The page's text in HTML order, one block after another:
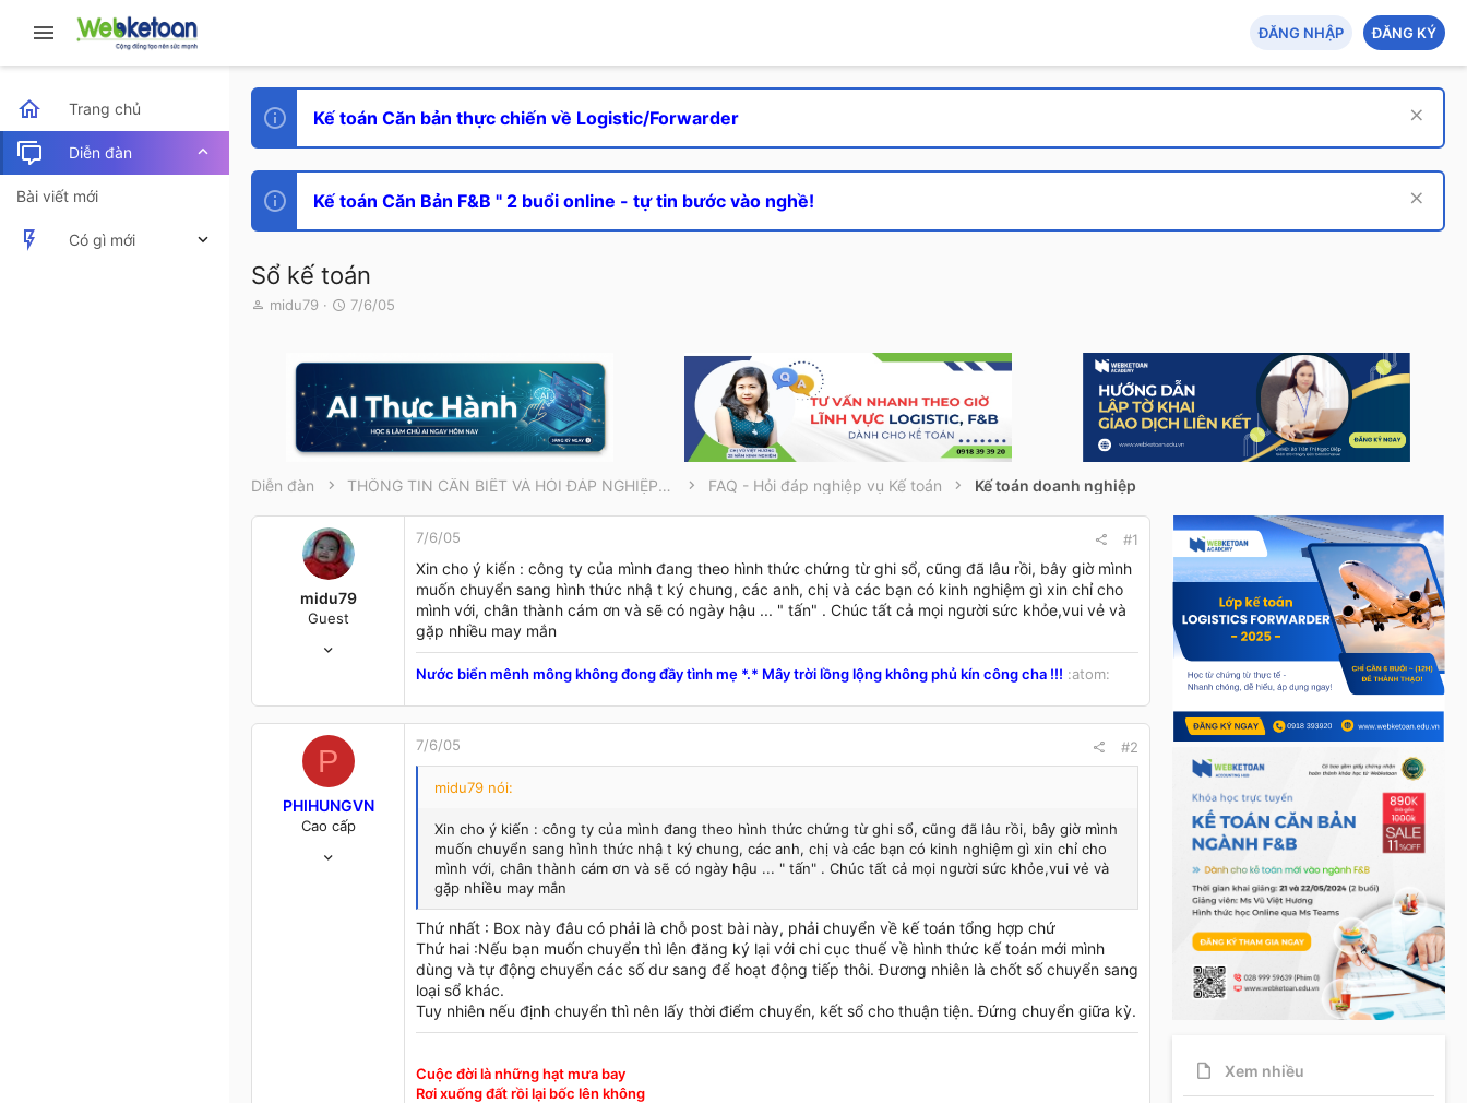
ĐĂNG NHẬP ĐĂNG KÝ
Trang chủ
Diễn đàn
Bài viết mới
Có gì mới
Kế toán Căn bản thực chiến về Logistic/Forwarder
Kế toán Căn Bản F&B " 2 buổi online - tự tin bước vào nghề!
Sổ kế toán
T
r
e
midu79
N
y
g
ử
i
7/6/05
Diễn đàn THÔNG TIN CẦN BIẾT VÀ HỎI ĐÁP NGHIỆP VỤ FAQ - Hỏi đáp nghiệp vụ Kế toán Kế toán doanh nghiệp
midu79
Guest
0
Binh Duong
7/6/05 #1
Xin cho ý kiến : công ty của mình đang theo hình thức chứng từ ghi sổ, cũng đã lâu rồi, bây giờ mình
muốn chuyển sang hình thức nhậ t ký chung, các anh, chị và các bạn có kinh nghiệm gì xin chỉ cho
mình với, chân thành cám ơn và sẽ có ngày hậu ... " tấn" . Chúc tất cả mọi người sức khỏe,vui vẻ và
gặp nhiều may mắn
Nước biển mênh mông không đong đầy tình mẹ *.* Mây trời lồng lộng không phủ kín công cha !!! :atom:
P
PHIHUNGVN
Cao cấp
7/6/05 #2
midu79 nói:
Xin cho ý kiến : công ty của mình đang theo hình thức chứng từ ghi sổ, cũng đã lâu rồi, bây giờ mình
muốn chuyển sang hình thức nhậ t ký chung, các anh, chị và các bạn có kinh nghiệm gì xin chỉ cho
mình với, chân thành cám ơn và sẽ có ngày hậu ... " tấn" . Chúc tất cả mọi người sức khỏe,vui vẻ và
gặp nhiều may mắn
Thứ nhất : Box này đâu có phải là chỗ post bài này, phải chuyển về kế toán tổng hợp chứ
Thứ hai :Nếu bạn muốn chuyển thì lên đăng ký lại với chi cục thuế về hình thức kế toán mới mình
dùng và tự động chuyển các số dư sang để hoạt động tiếp thôi. Đương nhiên là chốt số chuyển sang
loại sổ khác.
Tuy nhiên nếu định chuyển thì nên lấy thời điểm chuyển, kết sổ cho thuận tiện. Đứng chuyển giữa kỳ.
Cuộc đời là những hạt mưa bay
Rơi xuống đất rồi lại bốc lên không
Xem nhiều